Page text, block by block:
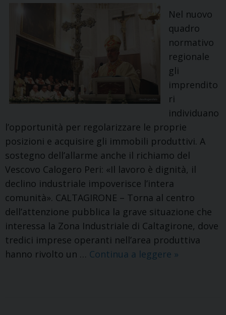
arte
e
impegno
sociale
Nel nuovo
quadro
normativo
regionale
gli
imprendito
ri
individuano
l’opportunità per regolarizzare le proprie
posizioni e acquisire gli immobili produttivi. A
sostegno dell’allarme anche il richiamo del
Vescovo Calogero Peri: «Il lavoro è dignità, il
declino industriale impoverisce l’intera
comunità». CALTAGIRONE – Torna al centro
dell’attenzione pubblica la grave situazione che
interessa la Zona Industriale di Caltagirone, dove
tredici imprese operanti nell’area produttiva
hanno rivolto un … Continua a leggere Zona
»